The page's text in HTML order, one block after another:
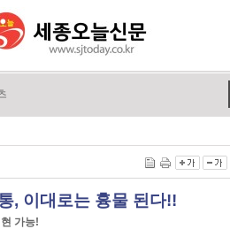
, 이대로는 흉물 된다!!
가능!